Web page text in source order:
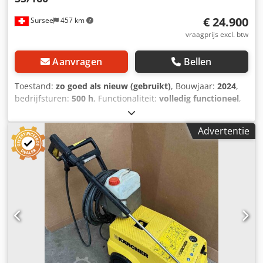
Sursee 457 km € 24.900
vraagprijs excl. btw
Aanvragen Bellen
Toestand: zo goed als nieuw (gebruikt), Bouwjaar: 2024,
bedrijfsturen: 500 h, Functionaliteit: volledig functioneel,
, totale lengte:
hogedrukslang lengte:50.000 mm, totale hoogte:1.030
mm, totale breedte:
, type ingangsstroom:
Gelijkstroom, leeggewicht:
brandstof:benzine 91, totaalgewicht:
watercapaciteit van de tank:500 l
, volumestroom:3,3 m³/u
Wij bieden deze zo goed als nieuwe Dirojet Whale Built-In
Plus 55/160 hogedrukreiniger, bouwjaar 2024, aan.
Afmetingen (L×B×H): 1310 × 1020 × 1030 mm Brutogewicht:
320,000 kg Nettogewicht: 320,000 kg Serienummer: 23-260
Bouwjaar: 2024 Wateropbrengst: 55 l/min Maximale
werkdruk: 160 bar Dcjdozg Adiepfx Afwsk Motorvermogen:
Advertentie